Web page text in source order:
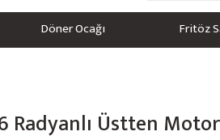
Döner Ocağı Fritöz
Radyanlı Üstten